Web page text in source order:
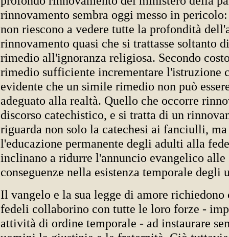
rinnovamento sembra oggi messo in
non riescono a vedere tutte la profondità
rinnovamento quasi che si trattasse soltanto
rimedio all'ignoranza religiosa. Secondo
rimedio sufficiente incrementare l'istruzione
evidente che un simile rimedio non può
adeguato alla realtà. Quello che occorre
discorso catechistico, e si tratta di un
riguarda non solo la catechesi ai fanciulli, ma
l'educazione permanente degli adulti alla
inclinano a ridurre l'annuncio evangelico alle
conseguenze nella esistenza temporale degli
Il vangelo e la sua legge di amore richiedono
fedeli collaborino con tutte le loro forze -
attività di ordine temporale - ad instaurare